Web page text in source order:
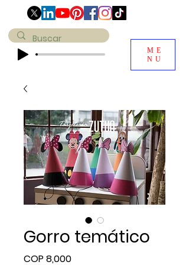
ME
NU
Gorro temático
COP 8,000Price